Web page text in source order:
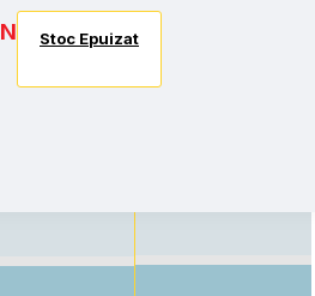
Stoc Epuizat
si Autonomie
Epuizat
extinsa, prin
Stoc Epuizat